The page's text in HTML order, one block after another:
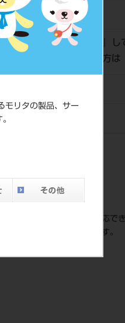
モリタの製品、サー
204610505
価格の確認は『 ログイン
』
ネット会員登録がまだの方は『
サンメディカル（株）
ルチは様々な歯冠色に対応で
合の裏層や充填に便利です。
充填」が可能です。